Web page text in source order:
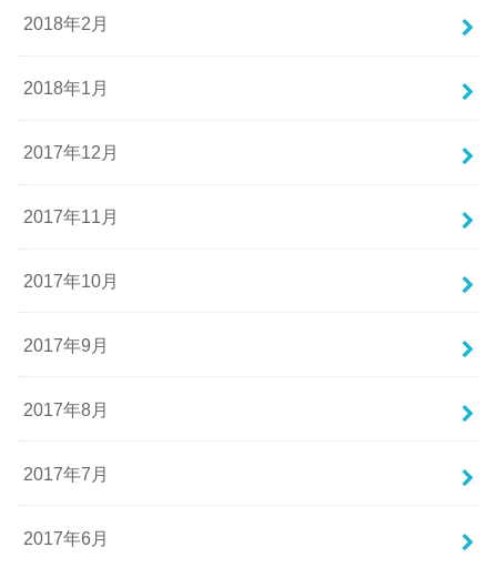
2018年2月
2018年1月
2017年12月
2017年11月
2017年10月
2017年9月
2017年8月
2017年7月
2017年6月